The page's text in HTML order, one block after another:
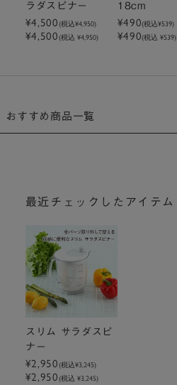
ラダスピナー
¥4,500(税込¥4,950)
¥4,500(税込 ¥4,950)
18cm
¥490(税込¥539)
¥490(税込 ¥539)
おすすめ商品一覧
最近チェックしたアイテム
スリム サラダスピ
ナー
¥2,950(税込¥3,245)
¥2,950(税込 ¥3,245)